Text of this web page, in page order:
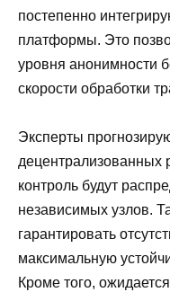
постепенно
платформы. Это
уровня анонимности
скорости обработки
Эксперты
децентрализованных
контроль будут
независимых узлов.
гарантировать
максимальную
Кроме того,